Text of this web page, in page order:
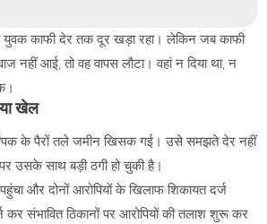
काफी देर तक दूर खड़ा रहा। लेकिन जब काफी
नहीं आई, तो वह वापस लौटा। वहां न दिया था, न
खेल
के पैरों तले जमीन खिसक गई। उसे समझते देर नहीं
उसके साथ बड़ी ठगी हो चुकी है।
और दोनों आरोपियों के खिलाफ शिकायत दर्ज
कर संभावित ठिकानों पर आरोपियों की तलाश शुरू कर